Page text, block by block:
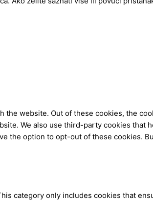
website. Out of these cookies, the
We also use third-party cookies that
the option to opt-out of these cookies.
category only includes cookies that